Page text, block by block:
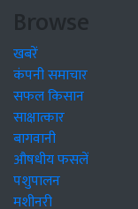
Browse
खबरें
कंपनी समाचार
सफल किसान
साक्षात्कार
बागवानी
औषधीय फसलें
पशुपालन
मशीनरी